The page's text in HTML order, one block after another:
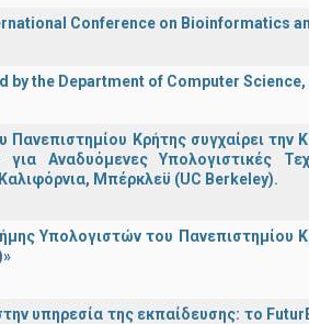
Conference on Bioinformatics
by the Department of Computer Science,
Κρήτης συγχαίρει
Αναδυόμενες Υπολογιστικές
Μπέρκλεϋ (UC Berkeley).
Υπολογιστών του Πανεπιστημίου
υπηρεσία της εκπαίδευσης: το